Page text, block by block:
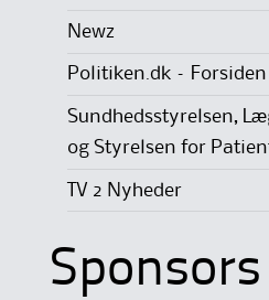
Newz
Politiken.dk – Forsiden
Sundhedsstyrelsen,
og Styrelsen for
TV 2 Nyheder
Sponsors